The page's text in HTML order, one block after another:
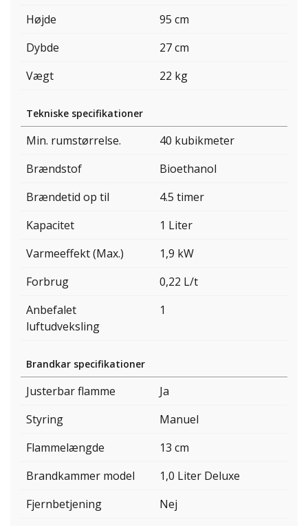
Højde
95 cm
Dybde
27 cm
Vægt
22 kg
Tekniske specifikationer
Min. rumstørrelse.
40 kubikmeter
Brændstof
Bioethanol
Brændetid op til
4.5 timer
Kapacitet
1 Liter
Varmeeffekt (Max.)
1,9 kW
Forbrug
0,22 L/t
Anbefalet
luftudveksling
1
Brandkar specifikationer
Justerbar flamme
Ja
Styring
Manuel
Flammelængde
13 cm
Brandkammer model
1,0 Liter Deluxe
Fjernbetjening
Nej